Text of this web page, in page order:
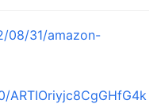
08/31/amazon-